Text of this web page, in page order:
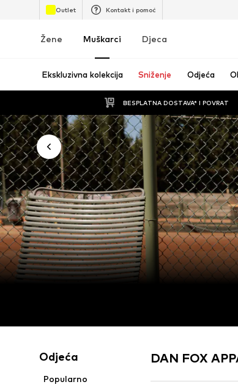
Outlet Kontakt i pomoć
Žene Muškarci Djeca
Ekskluzivna kolekcija Sniženje Odjeća
BESPLATNA DOSTAVA* I POVRAT
Odjeća
Popularno
DAN FOX